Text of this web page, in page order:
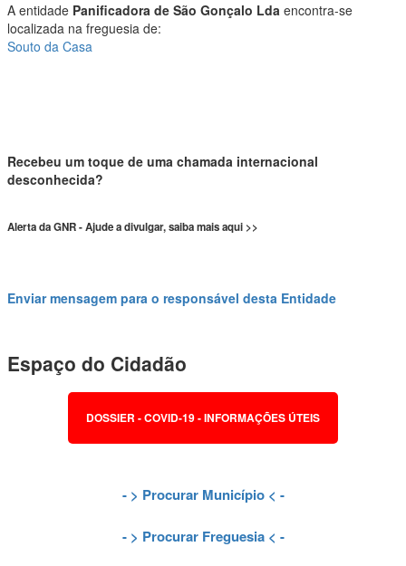
A entidade Panificadora de São Gonçalo Lda encontra-se
localizada na freguesia de:
Souto da Casa
Recebeu um toque de uma chamada internacional
desconhecida?
Alerta da GNR - Ajude a divulgar, saiba mais aqui >>
Enviar mensagem para o responsável desta Entidade
Espaço do Cidadão
DOSSIER - COVID-19 - INFORMAÇÕES ÚTEIS
- > Procurar Município< -
- > Procurar Freguesia< -